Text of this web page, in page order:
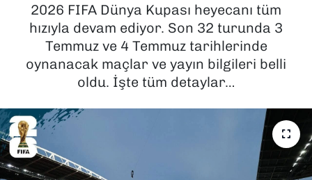
2026 FIFA Dünya Kupası heyecanı tüm
hızıyla devam ediyor. Son 32 turunda 3
Temmuz ve 4 Temmuz tarihlerinde
oynanacak maçlar ve yayın bilgileri belli
oldu. İşte tüm detaylar…
MAGAZİN
POLİTİKA
SAĞLIK
SPOR
TEKNOLOJİ
Haber Arşivi